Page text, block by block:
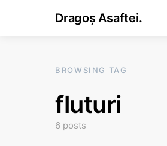
Dragoș Asaftei.
BROWSING TAG
fluturi
6 posts